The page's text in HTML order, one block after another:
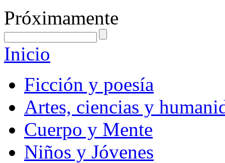
Próximamente
Inicio
Ficción y poesía
Artes, ciencias y
Cuerpo y Mente
Niños y Jóvenes